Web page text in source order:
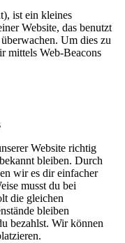
ist ein kleines
Website, das benutzt
Um dies zu
mittels Web-Beacons
Website richtig
bleiben. Durch
wir es dir einfacher
musst du bei
die gleichen
bleiben
bezahlst. Wir können